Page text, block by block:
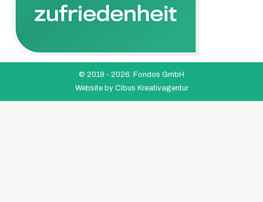
© 2019 - 2026. Fondos GmbH
Website by Cibus Kreativagentur